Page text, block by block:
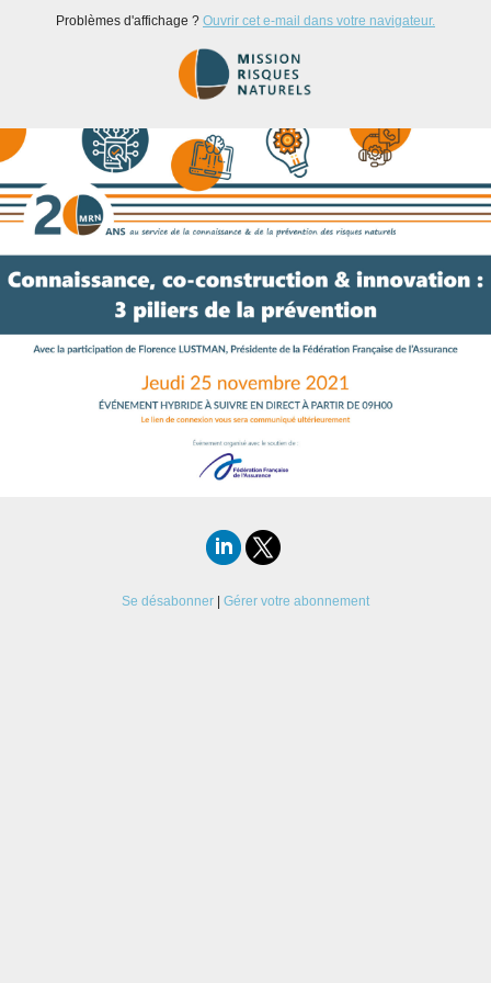
Problèmes d'affichage ? Ouvrir cet e-mail dans votre navigateur.
Se désabonner Gérer votre abonnement